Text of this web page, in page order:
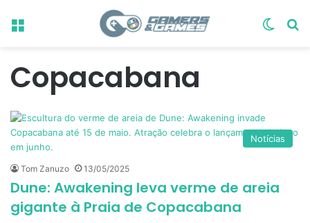
Menu
Copacabana
Notícias
Tom Zanuzo 13/05/2025
Dune: Awakening leva verme de areia
gigante à Praia de Copacabana